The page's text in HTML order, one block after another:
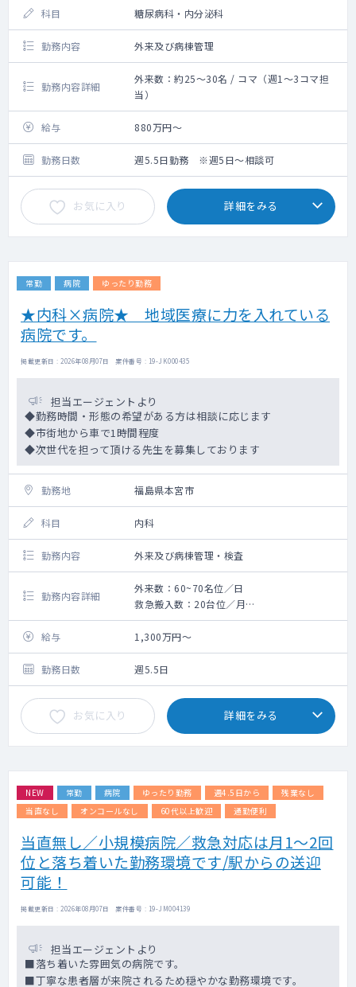
科目 糖尿病科・内分泌科
勤務内容 外来及び病棟管理
勤務内容詳細
外来数：約25～30名 / コマ（週1～3コマ担
当）
給与 880万円～
勤務日数 週5.5日勤務 ※週5日～相談可
お気に入り 詳細をみる
常勤 病院 ゆったり勤務
★内科×病院★ 地域医療に力を入れている
病院です。
掲載更新日 : 2026年08月07日 案件番号 : 19-JK000435
担当エージェントより
◆勤務時間・形態の希望がある方は相談に応じます
◆市街地から車で1時間程度
◆次世代を担って頂ける先生を募集しております
勤務地 福島県本宮市
科目 内科
勤務内容 外来及び病棟管理・検査
勤務内容詳細
外来数：60~70名位／日
救急搬入数：20台位／月
一般内科の対応が可能な先生を募集しており
ます。
総合内科＋ご専門の対応をお願いします。
当直業務がございますが、対応数はそれほど
多くございません
輪番日や日曜診察の当番がございます（別途
インセンティブあり）
※土曜勤務時間： 8:30～12:30
外来数：60~70名位／日
・一次、二次救急患者の対応
・入院患者および併設施設入所患者の対応
・当直室（個室）：電子レンジ、シャワー、
給与 1,300万円～
勤務日数 週5.5日
お気に入り 詳細をみる
NEW 常勤 病院 ゆったり勤務 週4.5日から
残業なし
当直なし
オンコールなし 60代以上歓迎 通勤便利
当直無し／小規模病院／救急対応は月1～2回
位と落ち着いた勤務環境です/駅からの送迎
可能！
掲載更新日 : 2026年08月07日 案件番号 : 19-JM004139
担当エージェントより
■落ち着いた雰囲気の病院です。
■丁寧な患者層が来院されるため穏やかな勤務環境です。